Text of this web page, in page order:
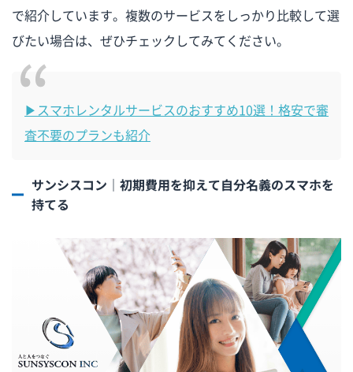
で紹介しています。複数のサービスをしっかり比較して選
びたい場合は、ぜひチェックしてみてください。
▶スマホレンタルサービスのおすすめ10選！格安で審
査不要のプランも紹介
サンシスコン｜初期費用を抑えて自分名義のスマホを
持てる